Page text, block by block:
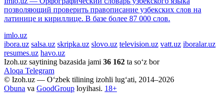
позволяющий проверить правописание узбекских слов на
латинице и кириллице. В базе более 87 000 слов.
imlo.uz
ibora.uz salsa.uz skripka.uz slovo.uz television.uz vatt.uz iboralar.uz
resumes.uz havo.uz
Izoh.uz saytining bazasida jami 36 162 ta so‘z bor
Aloqa Telegram
© Izoh.uz — O‘zbek tilining izohli lug‘ati, 2014–2026
Obuna va GoodGroup loyihasi. 18+